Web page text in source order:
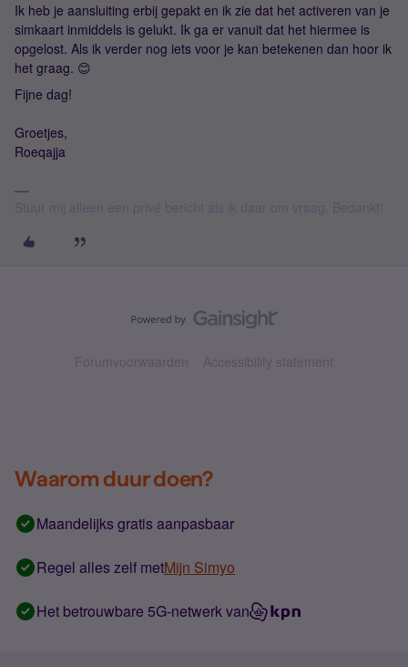
Ik heb je aansluiting erbij gepakt en ik zie dat het activeren van je
simkaart inmiddels is gelukt. Ik ga er vanuit dat het hiermee is
opgelost. Als ik verder nog iets voor je kan betekenen dan hoor ik
het graag. 😊
Fijne dag!
Groetjes,
Roeqajja
Forumvoorwaarden Accessibility statement
Waarom duur doen?
Maandelijks gratis aanpasbaar
Regel alles zelf metMijn Simyo
Het betrouwbare 5G-netwerk van